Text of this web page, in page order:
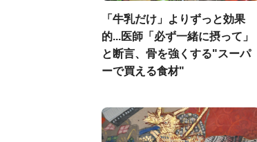
「牛乳だけ」よりずっと効果
的...医師「必ず一緒に摂って」
と断言、骨を強くする"スーパ
ーで買える食材"